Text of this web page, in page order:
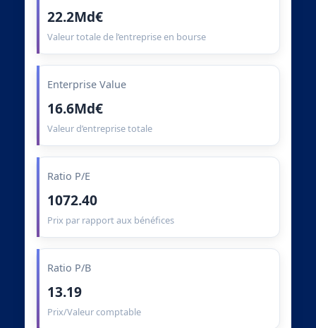
22.2Md€
Valeur totale de l’entreprise en bourse
Enterprise Value
16.6Md€
Valeur d’entreprise totale
Ratio P/E
1072.40
Prix par rapport aux bénéfices
Ratio P/B
13.19
Prix/Valeur comptable